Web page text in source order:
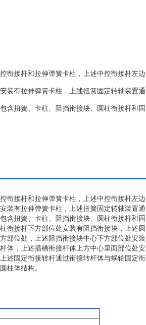
衔接杆和拉伸弹簧卡柱，上述中控衔接杆左边
装有拉伸弹簧卡柱，上述扭簧固定转轴装置通
含扭簧、卡柱、阻挡衔接块、圆柱衔接杆和固
衔接杆和拉伸弹簧卡柱，上述中控衔接杆左边
装有拉伸弹簧卡柱，上述扭簧固定转轴装置通
含扭簧、卡柱、阻挡衔接块、圆柱衔接杆和固
衔接杆下方部位处安装有阻挡衔接块，上述圆
部位处，上述阻挡衔接块中心下方部位处安装
体，上述插槽衔接杆体上方中心里面部位处安
述固定衔接转杆通过衔接转杆体与蜗轮固定衔
柱体结构。